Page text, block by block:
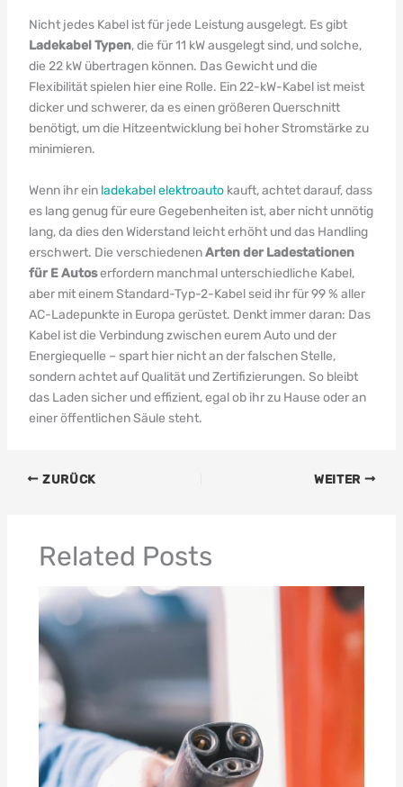
Nicht jedes Kabel ist für jede Leistung ausgelegt. Es gibt
Ladekabel Typen, die für 11 kW ausgelegt sind, und solche,
die 22 kW übertragen können. Das Gewicht und die
Flexibilität spielen hier eine Rolle. Ein 22-kW-Kabel ist meist
dicker und schwerer, da es einen größeren Querschnitt
benötigt, um die Hitzeentwicklung bei hoher Stromstärke zu
minimieren.
Wenn ihr ein ladekabel elektroautokauft, achtet darauf, dass
es lang genug für eure Gegebenheiten ist, aber nicht unnötig
lang, da dies den Widerstand leicht erhöht und das Handling
erschwert. Die verschiedenenArten der Ladestationen
für E Autoserfordern manchmal unterschiedliche Kabel,
aber mit einem Standard-Typ-2-Kabel seid ihr für 99 % aller
AC-Ladepunkte in Europa gerüstet. Denkt immer daran: Das
Kabel ist die Verbindung zwischen eurem Auto und der
Energiequelle – spart hier nicht an der falschen Stelle,
sondern achtet auf Qualität und Zertifizierungen. So bleibt
das Laden sicher und effizient, egal ob ihr zu Hause oder an
einer öffentlichen Säule steht.
ZURÜCK WEITER
Related Posts